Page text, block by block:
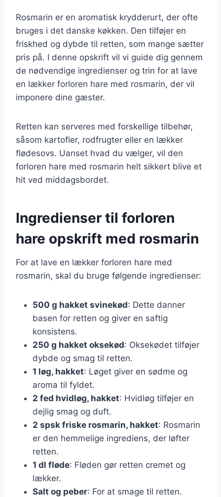
Rosmarin er en aromatisk krydderurt, der ofte
bruges i det danske køkken. Den tilføjer en
friskhed og dybde til retten, som mange sætter
pris på. I denne opskrift vil vi guide dig gennem
de nødvendige ingredienser og trin for at lave
en lækker forloren hare med rosmarin, der vil
imponere dine gæster.
Retten kan serveres med forskellige tilbehør,
såsom kartofler, rodfrugter eller en lækker
flødesovs. Uanset hvad du vælger, vil den
forloren hare med rosmarin helt sikkert blive et
hit ved middagsbordet.
Ingredienser til forloren
hare opskrift med rosmarin
For at lave en lækker forloren hare med
rosmarin, skal du bruge følgende ingredienser:
500 g hakket svinekød: Dette danner
basen for retten og giver en saftig
konsistens.
250 g hakket oksekød: Oksekødet tilføjer
dybde og smag til retten.
1 løg, hakket: Løget giver en sødme og
aroma til fyldet.
2 fed hvidløg, hakket: Hvidløg tilføjer en
dejlig smag og duft.
2 spsk friske rosmarin, hakket: Rosmarin
er den hemmelige ingrediens, der løfter
retten.
1 dl fløde: Fløden gør retten cremet og
lækker.
Salt og peber: For at smage til retten.